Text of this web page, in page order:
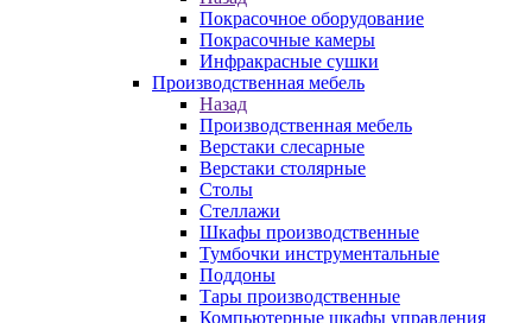
Покрасочное оборудование
Покрасочные камеры
Инфракрасные сушки
Производственная мебель
Назад
Производственная мебель
Верстаки слесарные
Верстаки столярные
Столы
Стеллажи
Шкафы производственные
Тумбочки инструментальные
Поддоны
Тары производственные
Компьютерные шкафы управления